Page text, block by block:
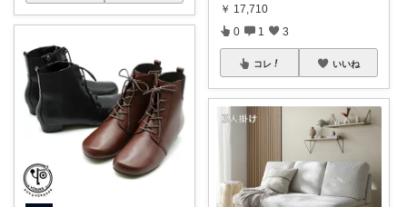
￥ 17,710
0 1 3
コレ いいね